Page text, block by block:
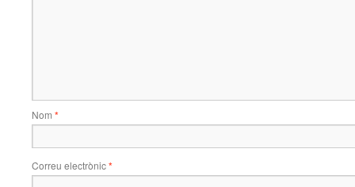
Nom *
Correu electrònic*